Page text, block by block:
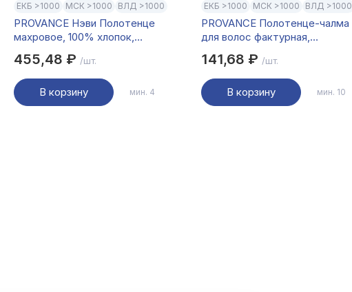
ЕКБ >1000 МСК >1000 ВЛД >1000
PROVANCE Нэви Полотенце
махровое, 100% хлопок,
455,48 ₽/шт.
В корзину мин. 4
ЕКБ >1000 МСК >1000 ВЛД >1000
PROVANCE Полотенце-чалма
для волос фактурная,
141,68 ₽ /шт.
В корзину мин. 10